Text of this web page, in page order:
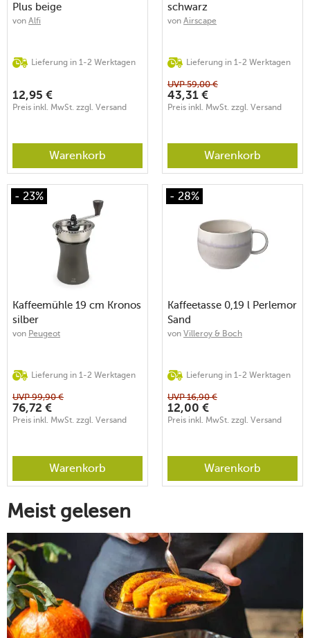
Plus beige
von Alfi
Lieferung in 1-2 Werktagen
12,95 €
Preis inkl. MwSt. zzgl. Versand
Warenkorb
schwarz
von Airscape
Lieferung in 1-2 Werktagen
UVP59,00 €
43,31 €
Preis inkl. MwSt. zzgl. Versand
Warenkorb
- 23%
Kaffeemühle 19 cm Kronos
silber
von Peugeot
Lieferung in 1-2 Werktagen
UVP99,90 €
76,72 €
Preis inkl. MwSt. zzgl. Versand
Warenkorb
- 28%
Kaffeetasse 0,19 l Perlemor
Sand
von Villeroy & Boch
Lieferung in 1-2 Werktagen
UVP16,90 €
12,00 €
Preis inkl. MwSt. zzgl. Versand
Warenkorb
Meist gelesen